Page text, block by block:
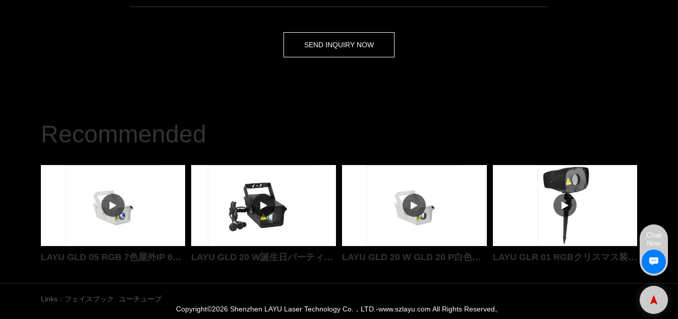
SEND INQUIRY NOW
Recommended
LAYU GLD 05 RGB 7色屋外IP 65景観ガーデンレーザープロジェクタ LAYU GLD 20 W誕生日パーティー、クリスマス、テーマパーティー、ホテルの内装などのポップなスターエフェクトライトを搭載しています。（写真：LAYU GLD 20 W）。（写真：LAYU GLD 20 W）。（写真：LAYU GLD 20 W）。（写真： LAYU GLD 20 W GLD 20 P白色スターライトと紫色スターライトプロジェクタ LAYU GLR 01 RGBクリスマス装飾フルカラーハウスツリースターライトレーザーライト
Links： フェイスブック
ユーチューブ
Copyright©2026 Shenzhen LAYU Laser Technology Co.，LTD.-www.szlayu.com All Rights Reserved。
Chat
Now